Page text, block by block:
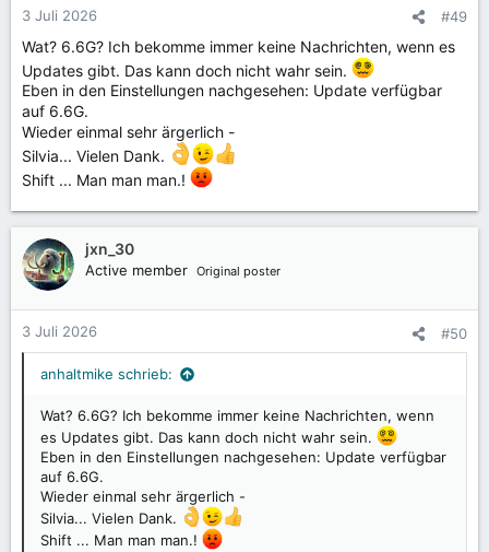
3 Juli 2026 #49
Wat? 6.6G? Ich bekomme immer keine Nachrichten, wenn es
Updates gibt. Das kann doch nicht wahr sein.
Eben in den Einstellungen nachgesehen: Update verfügbar
auf 6.6G.
Wieder einmal sehr ärgerlich -
Silvia... Vielen Dank.
Shift ... Man man man.!
jxn_30
Active member Original poster
3 Juli 2026 #50
anhaltmike schrieb:
Wat? 6.6G? Ich bekomme immer keine Nachrichten, wenn
es Updates gibt. Das kann doch nicht wahr sein.
Eben in den Einstellungen nachgesehen: Update verfügbar
auf 6.6G.
Wieder einmal sehr ärgerlich -
Silvia... Vielen Dank.
Shift ... Man man man.!